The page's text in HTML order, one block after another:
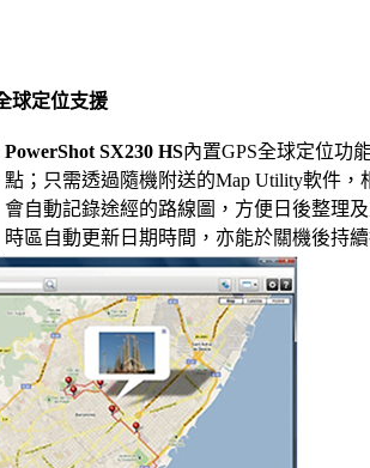
球定位支援
PowerShot SX230 HS內置GPS全球定位功
點；只需透過隨機附送的Map Utility軟件
會自動記錄途經的路線圖，方便日後整理
時區自動更新日期時間，亦能於關機後持